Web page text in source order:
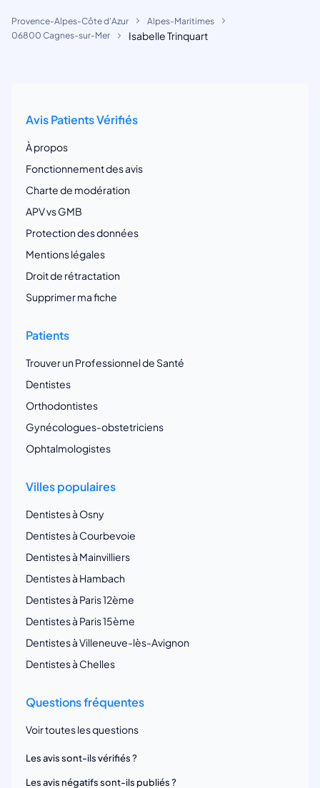
Provence-Alpes-Côte d'Azur
Alpes-Maritimes
06800 Cagnes-sur-Mer
Isabelle Trinquart
Avis Patients Vérifiés
À propos
Fonctionnement des avis
Charte de modération
APV vs GMB
Protection des données
Mentions légales
Droit de rétractation
Supprimer ma fiche
Patients
Trouver un Professionnel de Santé
Dentistes
Orthodontistes
Gynécologues-obstetriciens
Ophtalmologistes
Villes populaires
Dentistes à Osny
Dentistes à Courbevoie
Dentistes à Mainvilliers
Dentistes à Hambach
Dentistes à Paris 12ème
Dentistes à Paris 15ème
Dentistes à Villeneuve-lès-Avignon
Dentistes à Chelles
Questions fréquentes
Voir toutes les questions
Les avis sont-ils vérifiés ?
Les avis négatifs sont-ils publiés ?